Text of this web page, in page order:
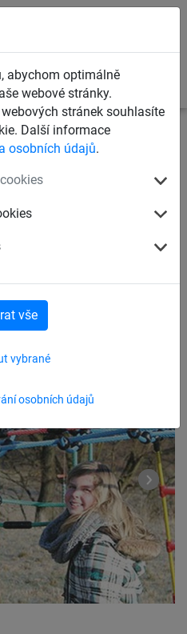
abychom optimálně
webové stránky.
stránek souhlasíte
Další informace
osobních údajů.
osobních údajů
vybrané
vše
hrací prvky dle věku
Midi